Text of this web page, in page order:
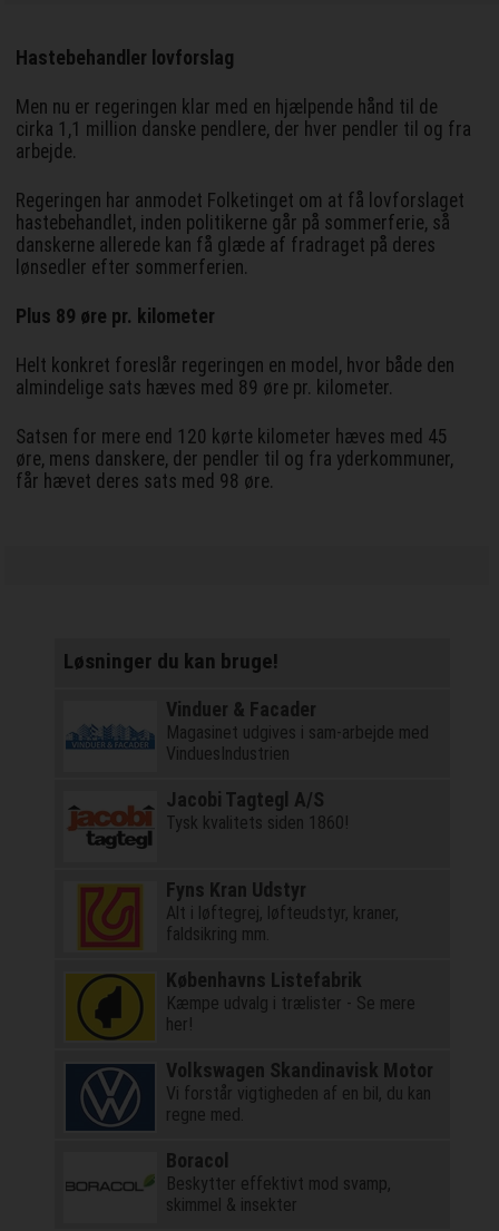
Hastebehandler lovforslag
Men nu er regeringen klar med en hjælpende hånd til de
cirka 1,1 million danske pendlere, der hver pendler til og fra
arbejde.
Regeringen har anmodet Folketinget om at få lovforslaget
hastebehandlet, inden politikerne går på sommerferie, så
danskerne allerede kan få glæde af fradraget på deres
lønsedler efter sommerferien.
Plus 89 øre pr. kilometer
Helt konkret foreslår regeringen en model, hvor både den
almindelige sats hæves med 89 øre pr. kilometer.
Satsen for mere end 120 kørte kilometer hæves med 45
øre, mens danskere, der pendler til og fra yderkommuner,
får hævet deres sats med 98 øre.
Løsninger du kan bruge!
Vinduer & Facader
Magasinet udgives i sam-arbejde med
VinduesIndustrien
Jacobi Tagtegl A/S
Tysk kvalitets siden 1860!
Fyns Kran Udstyr
Alt i løftegrej, løfteudstyr, kraner,
faldsikring mm.
Københavns Listefabrik
Kæmpe udvalg i trælister - Se mere
her!
Volkswagen Skandinavisk Motor
Vi forstår vigtigheden af en bil, du kan
regne med.
Boracol
Beskytter effektivt mod svamp,
skimmel & insekter